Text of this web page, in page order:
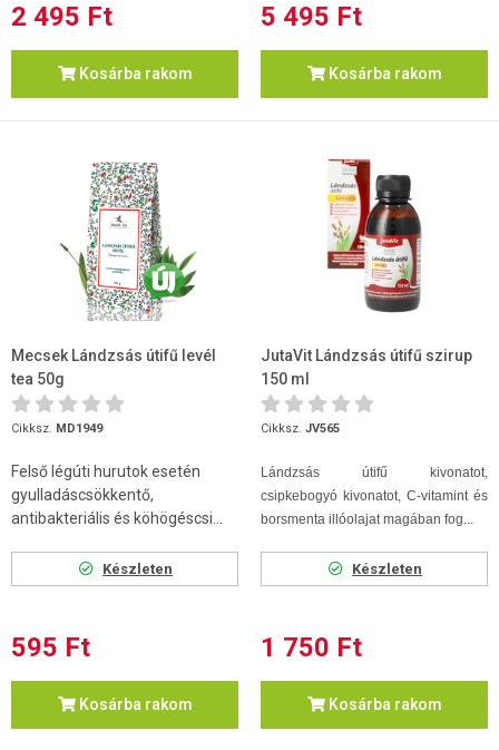
2 495 Ft
Kosárba rakom
5 495 Ft
Kosárba rakom
Mecsek Lándzsás útifű levél
tea 50g
Cikksz. MD1949
Felső légúti hurutok esetén
gyulladáscsökkentő,
antibakteriális és köhögéscsi...
Készleten
595 Ft
Kosárba rakom
JutaVit Lándzsás útifű szirup
150 ml
Cikksz. JV565
Lándzsás útifű kivonatot,
csipkebogyó kivonatot, C-vitamint és
borsmenta illóolajat magában fog...
Készleten
1 750 Ft
Kosárba rakom